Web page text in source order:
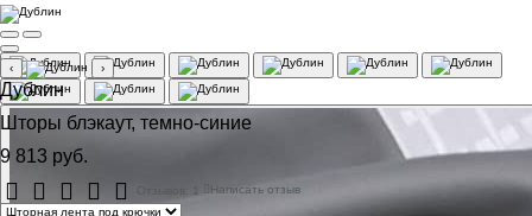
‹ ›
Дублин
Шторы блэкаут, темно-синие
9 813 руб.
Отзывов: 1 Написать отзыв